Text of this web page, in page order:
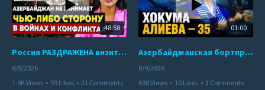
48:58
Россия РАЗДРАЖЕНА визитом азербайджанского министра в Украину | Пашинян ВЗБУНТОВАЛСЯ в Кыргызстане
8/9/2026
1.9K Views • 59 Likes • 21 Comments
01:00
Азербайджанская бортпроводница погибла при крушении самолета Embraer E190
8/9/2026
690 Views • 10 Likes • 3 Comments